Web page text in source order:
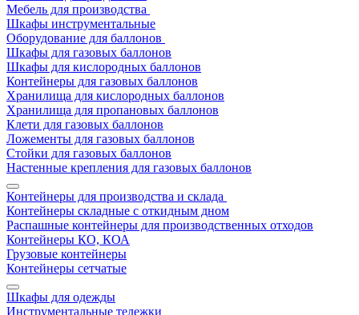
Мебель для производства
Шкафы инструментальные
Оборудование для баллонов
Шкафы для газовых баллонов
Шкафы для кислородных баллонов
Контейнеры для газовых баллонов
Хранилища для кислородных баллонов
Хранилища для пропановых баллонов
Клети для газовых баллонов
Ложементы для газовых баллонов
Стойки для газовых баллонов
Настенные крепления для газовых баллонов
Контейнеры для производства и склада
Контейнеры складные с откидным дном
Распашные контейнеры для производственных отходов
Контейнеры КО, КОА
Грузовые контейнеры
Контейнеры сетчатые
Шкафы для одежды
Инструментальные тележки